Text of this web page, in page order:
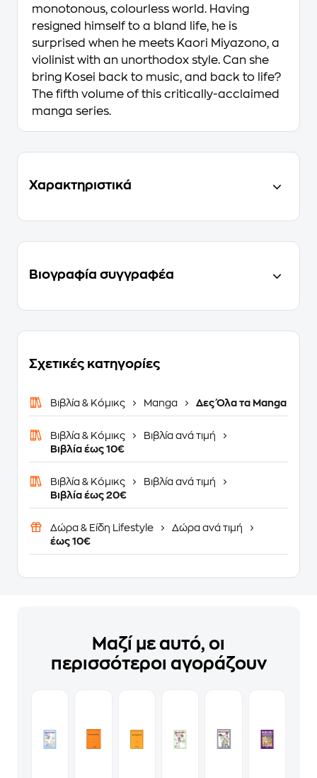
monotonous, colourless world. Having
resigned himself to a bland life, he is
surprised when he meets Kaori Miyazono, a
violinist with an unorthodox style. Can she
bring Kosei back to music, and back to life?
The fifth volume of this critically-acclaimed
manga series.
Χαρακτηριστικά
Βιογραφία συγγραφέα
Σχετικές κατηγορίες
Βιβλία & Κόμικς Manga Δες Όλα τα Manga
Βιβλία & Κόμικς
Βιβλία ανά τιμή
Βιβλία έως 10€
Βιβλία & Κόμικς
Βιβλία ανά τιμή
Βιβλία έως 20€
Δώρα & Είδη Lifestyle
Δώρα ανά τιμή
έως 10€
Μαζί με αυτό, οι
περισσότεροι αγοράζουν